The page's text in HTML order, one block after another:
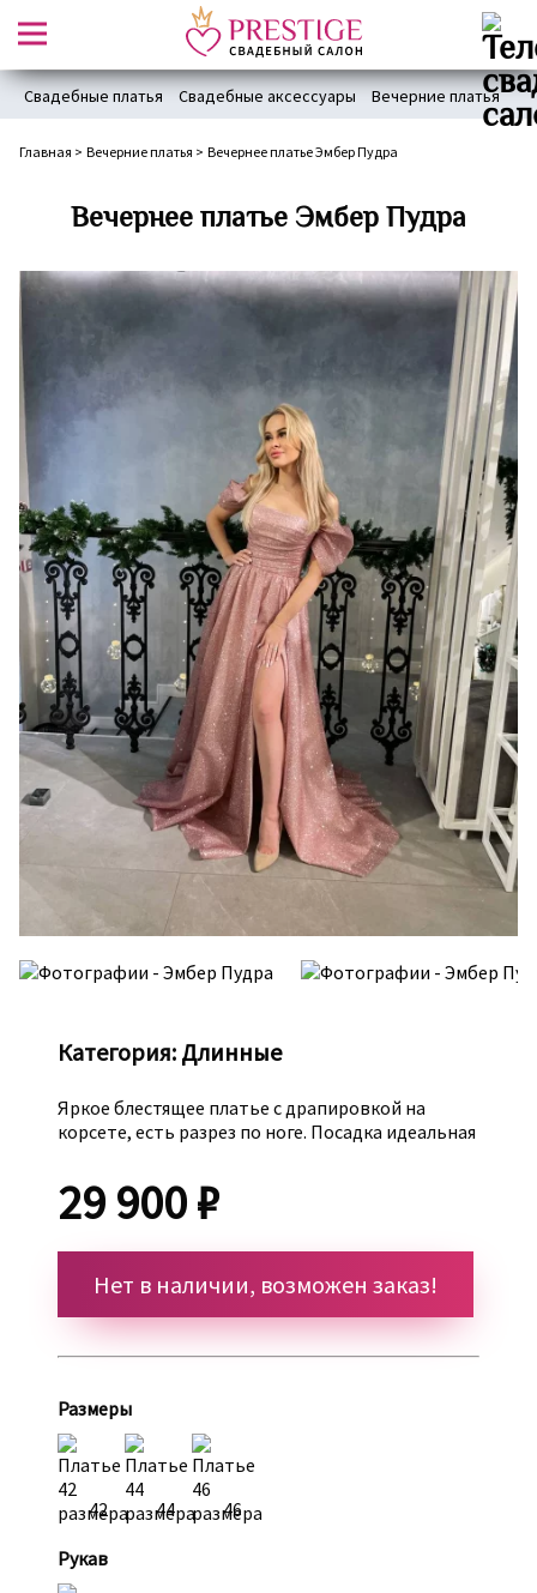
Свадебные платья Свадебные аксессуары Вечерние платья
Главная > Вечерние платья > Вечернее платье Эмбер Пудра
Вечернее платье Эмбер Пудра
Категория: Длинные
Яркое блестящее платье с драпировкой на
корсете, есть разрез по ноге. Посадка идеальная
29 900 ₽
Нет в наличии, возможен заказ!
Размеры
42 44 46
Рукав